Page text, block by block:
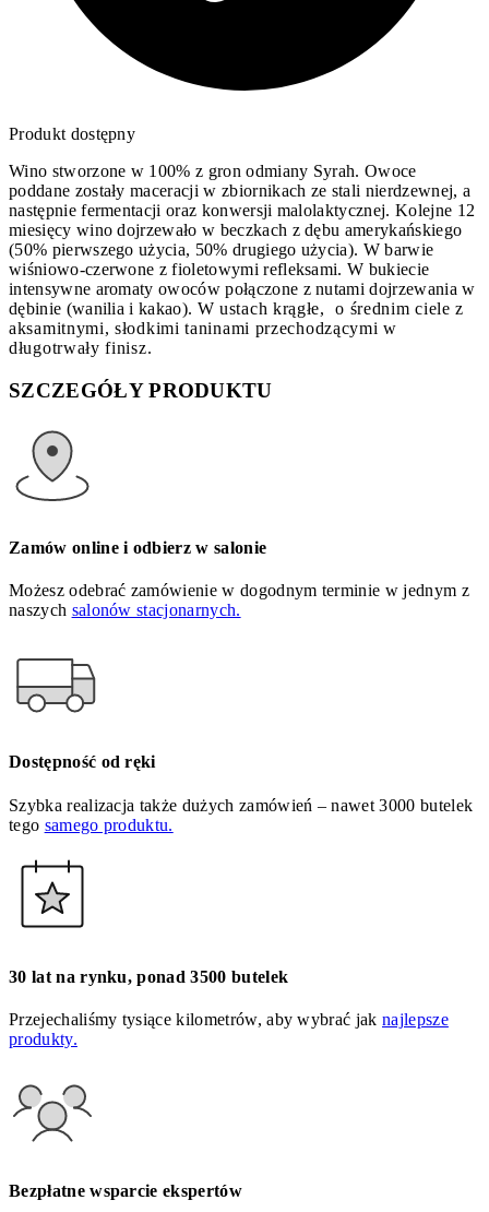
Produkt dostępny
Wino stworzone w 100% z gron odmiany Syrah. Owoce
poddane zostały maceracji w zbiornikach ze stali nierdzewnej, a
następnie fermentacji oraz konwersji malolaktycznej. Kolejne 12
miesięcy wino dojrzewało w beczkach z dębu amerykańskiego
(50% pierwszego użycia, 50% drugiego użycia). W barwie
wiśniowo-czerwone z fioletowymi refleksami. W bukiecie
intensywne aromaty owoców połączone z nutami dojrzewania w
dębinie (wanilia i kakao). W ustach krągłe, o średnim ciele z
aksamitnymi, słodkimi taninami przechodzącymi w
długotrwały finisz.
SZCZEGÓŁY PRODUKTU
Zamów online i odbierz w salonie
Możesz odebrać zamówienie w dogodnym terminie w jednym z
naszych salonów stacjonarnych.
Dostępność od ręki
Szybka realizacja także dużych zamówień – nawet 3000 butelek
tego samego produktu.
30 lat na rynku, ponad 3500 butelek
Przejechaliśmy tysiące kilometrów, aby wybrać jaknajlepsze
produkty.
Bezpłatne wsparcie ekspertów